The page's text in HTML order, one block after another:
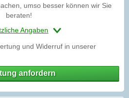
umso besser können wir Sie
beraten!
Angaben
und Widerruf in unserer
anfordern